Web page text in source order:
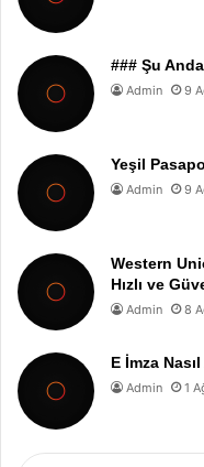
### Şu
Admin 9
Yeşil
Admin 9
Western
Hızlı ve
Admin 8
E İmza
Admin 1